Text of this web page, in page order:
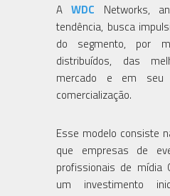
A WDC Networks,
tendência, busca
do segmento, por
distribuídos, das
mercado e em seu
comercialização.
Esse modelo consiste
que empresas de
profissionais de mídia
um investimento